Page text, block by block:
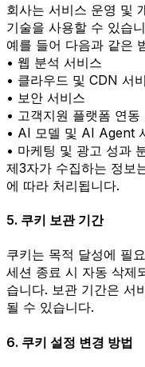
회사는 서비스 운영 및
기술을 사용할 수 있습
예를 들어 다음과 같은
• 웹 분석 서비스
• 클라우드 및 CDN 서
• 보안 서비스
• 고객지원 플랫폼 연동
• AI 모델 및 AI Agent
• 마케팅 및 광고 성과
제3자가 수집하는 정보
에 따라 처리됩니다.
5. 쿠키 보관 기간
쿠키는 목적 달성에 필
세션 종료 시 자동 삭제
습니다. 보관 기간은 서
될 수 있습니다.
6. 쿠키 설정 변경 방법